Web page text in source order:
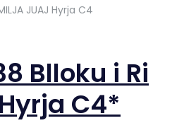
JUAJ Hyrja C4
Blloku i Ri
C4*